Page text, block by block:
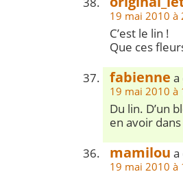
19 mai 2010 à
C’est le lin !
Que ces
fabienne a
19 mai 2010 à
Du lin. D’un
en avoir
mamilou a
19 mai 2010 à